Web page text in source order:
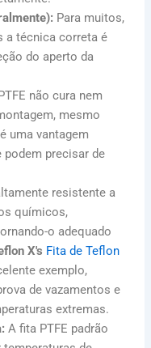
Para muitos,
a técnica correta é
do aperto da
não cura nem
mesmo
uma vantagem
precisar de
resistente a
químicos,
o adequado
X's Fita de Teflon
exemplo,
de vazamentos e
extremas.
A fita PTFE padrão